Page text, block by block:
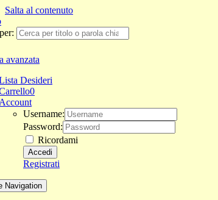
Salta al contenuto
avanzata
Desideri
0
Username:
Password:
Ricordami
Registrati
Navigation